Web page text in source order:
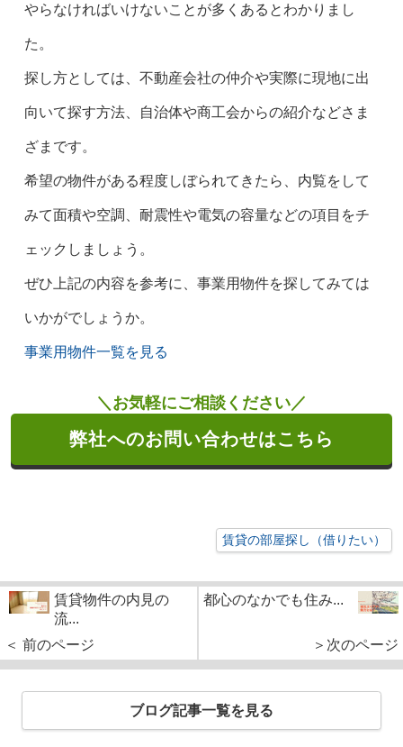
やらなければいけないことが多くあるとわかりまし
た。
探し方としては、不動産会社の仲介や実際に現地に出
向いて探す方法、自治体や商工会からの紹介などさま
ざまです。
希望の物件がある程度しぼられてきたら、内覧をして
みて面積や空調、耐震性や電気の容量などの項目をチ
ェックしましょう。
ぜひ上記の内容を参考に、事業用物件を探してみては
いかがでしょうか。
事業用物件一覧を見る
＼お気軽にご相談ください／
弊社へのお問い合わせはこちら
賃貸の部屋探し（借りたい）
賃貸物件の内見の
流...
＜ 前のページ
都心のなかでも住み...
＞次のページ
ブログ記事一覧を見る